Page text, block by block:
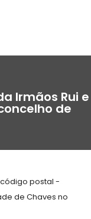
Irmãos Rui e
de
postal -
de Chaves no